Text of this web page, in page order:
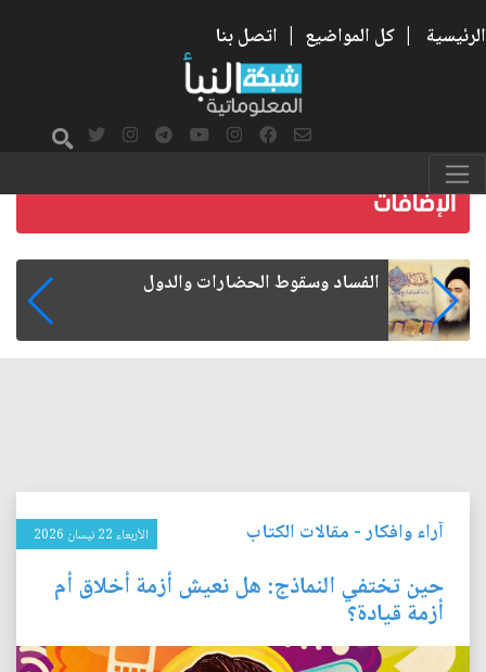
الرئيسية | كل المواضيع | اتصل بنا
رواتب الموظفين على صفيح ساخن
آراء وافكار- مقالات الكتاب الأربعاء 22 نيسان 2026
حين تختفي النماذج: هل نعيش أزمة أخلاق أم
أزمة قيادة؟